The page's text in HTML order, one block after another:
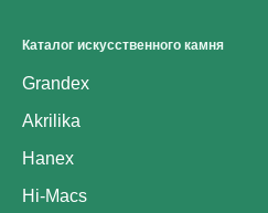
Каталог искусственного камня
Grandex
Akrilika
Hanex
Hi-Macs